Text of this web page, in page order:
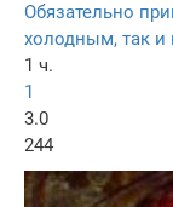
Обязательно
холодным, так и
1 ч.
1
3.0
244